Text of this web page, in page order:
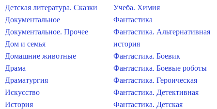
Детская литература. Сказки
Документальное
Документальное. Прочее
Дом и семья
Домашние животные
Драма
Драматургия
Искусство
История
Учеба. Химия
Фантастика
Фантастика. Альтернативная
история
Фантастика. Боевик
Фантастика. Боевые роботы
Фантастика. Героическая
Фантастика. Детективная
Фантастика. Детская